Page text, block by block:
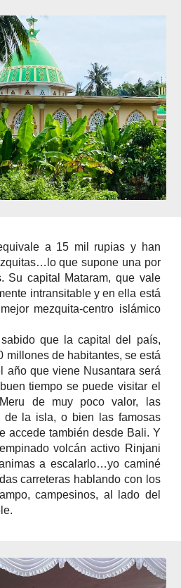
a 15 mil rupias y han
que supone una por
Su capital Mataram, que vale
intransitable y en ella está
mezquita-centro islámico
que la capital del país,
millones de habitantes, se está
año que viene Nusantara será
tiempo se puede visitar el
de muy poco valor, las
la isla, o bien las famosas
accede también desde Bali. Y
volcán activo Rinjani
a escalarlo…yo caminé
carreteras hablando con los
campesinos, al lado del